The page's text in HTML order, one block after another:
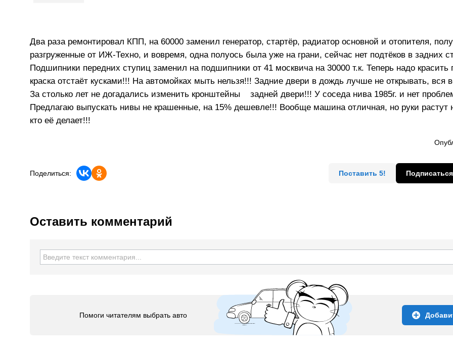
Два раза ремонтировал КПП, на 60000 заменил генератор, стартёр, радиатор основной и отопителя,
разгруженные от ИЖ-Техно, и вовремя, одна полуось была уже на грани, сейчас нет подтёков в задних
Подшипники передних ступиц заменил на подшипники от 41 москвича на 30000 т.к. Теперь надо красить
краска отстаёт кусками!!! На автомойках мыть нельзя!!! Задние двери в дождь лучше не открывать, вся
За столько лет не догадались изменить кронштейны задней двери!!! У соседа нива 1985г. и нет
Предлагаю выпускать нивы не крашенные, на 15% дешевле!!! Вообще машина отличная, но руки растут
кто её делает!!!
Поделиться: Поставить 5!
Оставить комментарий
Помоги читателям выбрать авто